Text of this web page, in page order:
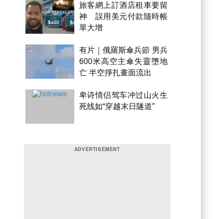
旅客網上訂酒店租車要留
神 誤用美元付款隨時帳
單大增
有片｜俄羅斯傘兵節 男兵
600米高空主傘失靈墮地
亡 半空掙扎畫面流出
卑诗情侣驾车冲过山火生
死线如“穿越末日隧道”